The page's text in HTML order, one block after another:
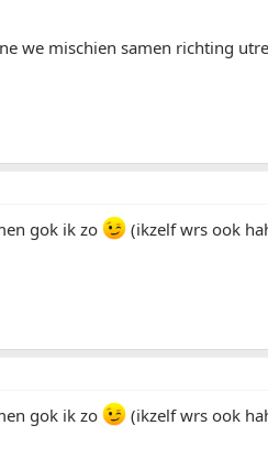
we mischien samen richting
gok ik zo (ikzelf wrs ook
gok ik zo (ikzelf wrs ook